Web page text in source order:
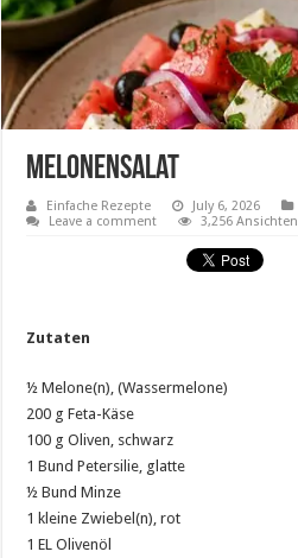
Melonensalat
Einfache Rezepte July 6, 2026
Leave a comment
3,256 Ansichten
Zutaten
½ Melone(n), (Wassermelone)
200 g Feta-Käse
100 g Oliven, schwarz
1 Bund Petersilie, glatte
½ Bund Minze
1 kleine Zwiebel(n), rot
1 EL Olivenöl